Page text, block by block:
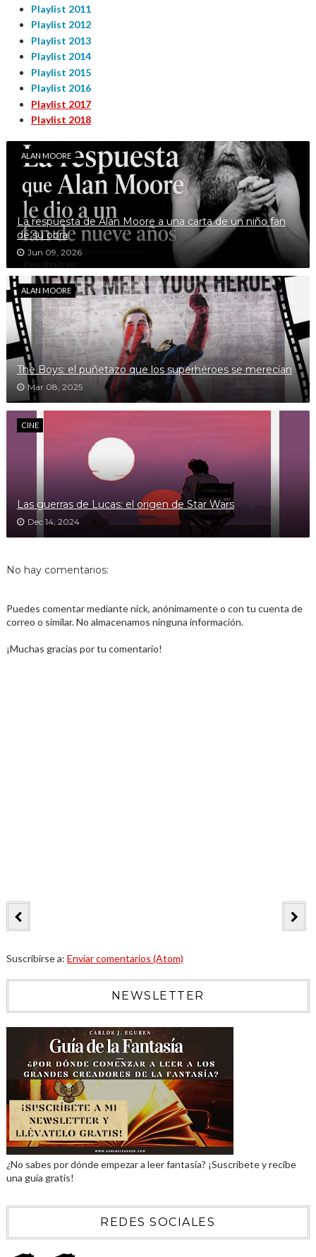
Playlist 2011
Playlist 2012
Playlist 2013
Playlist 2014
Playlist 2015
Playlist 2016
Playlist 2017
Playlist 2018
ALAN MOORE
La respuesta de Alan Moore a una carta de un niño fan
de su obra
Jun 09, 2026
ALAN MOORE
The Boys: el puñetazo que los superhéroes se merecían
Mar 08, 2025
CINE
Las guerras de Lucas: el origen de Star Wars
Dec 14, 2024
No hay comentarios:
Puedes comentar mediante nick, anónimamente o con tu cuenta de
correo o similar. No almacenamos ninguna información.
¡Muchas gracias por tu comentario!
Suscribirse a: Enviar comentarios (Atom)
NEWSLETTER
¿No sabes por dónde empezar a leer fantasía? ¡Suscríbete y recibe
una guía gratis!
REDES SOCIALES